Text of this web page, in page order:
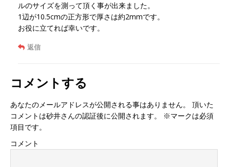
ルのサイズを測って頂く事が出来ました。
1辺が10.5cmの正方形で厚さは約2mmです。
お役に立てれば幸いです。
返信
コメントする
あなたのメールアドレスが公開される事はありません。 頂いた
コメントは砂井さんの認証後に公開されます。 ※マークは必須
項目です。
コメント